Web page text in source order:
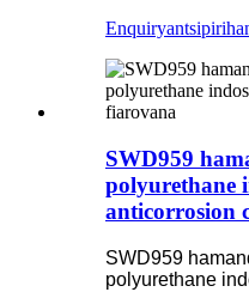
Enquiry
SWD959
polyurethane
anticorrosion
SWD959
polyurethane